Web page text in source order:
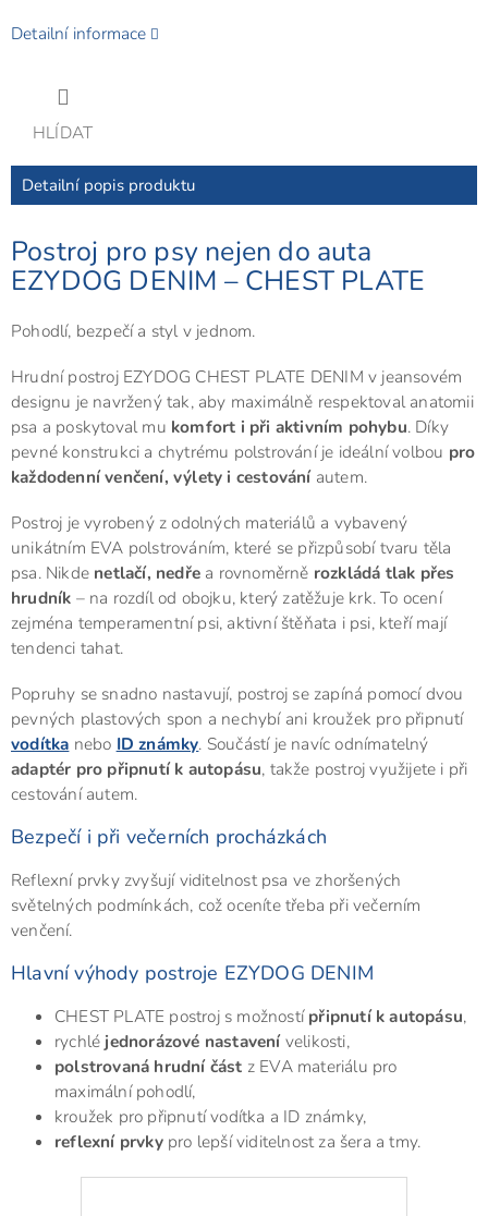
Detailní informace
HLÍDAT
Detailní popis produktu
Postroj pro psy nejen do auta
EZYDOG DENIM – CHEST PLATE
Pohodlí, bezpečí a styl v jednom.
Hrudní postroj EZYDOG CHEST PLATE DENIM v jeansovém
designu je navržený tak, aby maximálně respektoval anatomii
psa a poskytoval mu komfort i při aktivním pohybu. Díky
pevné konstrukci a chytrému polstrování je ideální volbou pro
každodenní venčení, výlety i cestováníautem.
Postroj je vyrobený z odolných materiálů a vybavený
unikátním EVA polstrováním, které se přizpůsobí tvaru těla
psa. Nikde netlačí, nedře a rovnoměrně rozkládá tlak přes
hrudník – na rozdíl od obojku, který zatěžuje krk. To ocení
zejména temperamentní psi, aktivní štěňata i psi, kteří mají
tendenci tahat.
Popruhy se snadno nastavují, postroj se zapíná pomocí dvou
pevných plastových spon a nechybí ani kroužek pro připnutí
vodítka nebo ID známky. Součástí je navíc odnímatelný
adaptér pro připnutí k autopásu, takže postroj využijete i při
cestování autem.
Bezpečí i při večerních procházkách
Reflexní prvky zvyšují viditelnost psa ve zhoršených
světelných podmínkách, což oceníte třeba při večerním
venčení.
Hlavní výhody postroje EZYDOG DENIM
CHEST PLATE postroj s možnostípřipnutí k autopásu,
rychlé jednorázové nastavenívelikosti,
polstrovaná hrudní část z EVA materiálu pro
maximální pohodlí,
kroužek pro připnutí vodítka a ID známky,
reflexní prvkypro lepší viditelnost za šera a tmy.